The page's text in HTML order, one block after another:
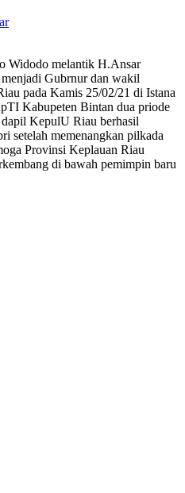
Widodo melantik H.Ansar
Gubrnur dan wakil
pada Kamis 25/02/21 di Istana
Kabupeten Bintan dua priode
KepulU Riau berhasil
setelah memenangkan pilkada
Provinsi Keplauan Riau
di bawah pemimpin baru